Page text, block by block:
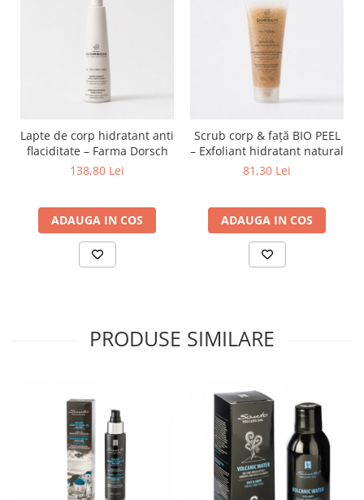
Lapte de corp hidratant anti
flaciditate – Farma Dorsch
138,80 Lei
ADAUGA IN COS
Scrub corp & față BIO PEEL
– Exfoliant hidratant natural
81,30 Lei
ADAUGA IN COS
PRODUSE SIMILARE